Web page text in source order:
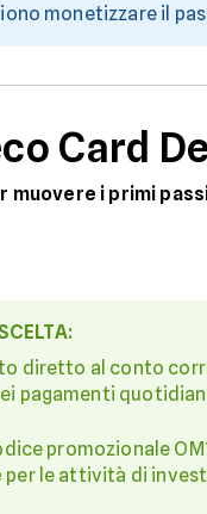
monetizzare il
Card
muovere i primi
diretto al conto
pagamenti
promozionale
per le attività di